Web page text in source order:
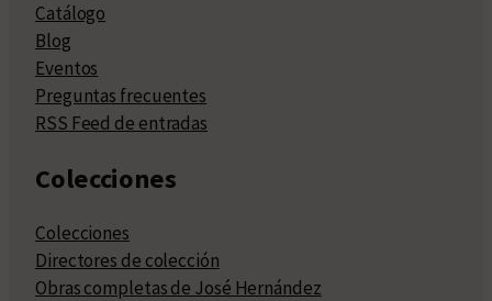
Catálogo
Blog
Eventos
Preguntas frecuentes
RSS Feed de entradas
Colecciones
Colecciones
Directores de colección
Obras completas de José Hernández